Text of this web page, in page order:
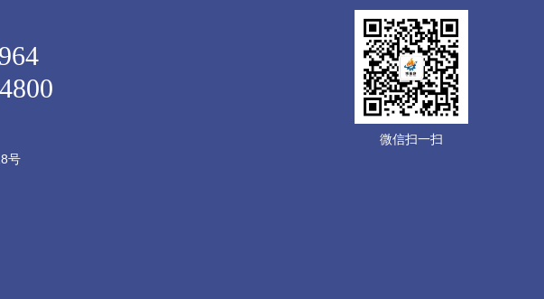
号
微信扫一扫